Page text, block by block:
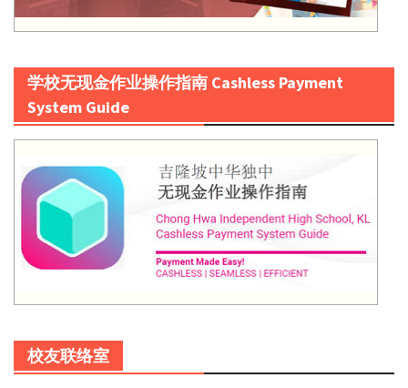
学校无现金作业操作指南 Cashless Payment
System Guide
校友联络室